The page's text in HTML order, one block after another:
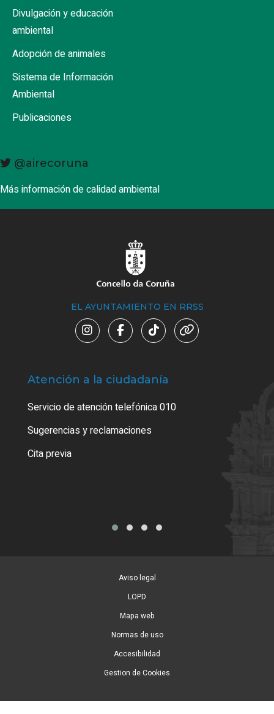
Divulgación y educación
ambiental
Adopción de animales
Sistema de Información
Ambiental
Publicaciones
@airecoruna
Más información de calidad ambiental
EL AYUNTAMIENTO EN RRSS
Atención a la ciudadanía
Servicio de atención telefónica 010
Sugerencias y reclamaciones
Cita previa
Aviso legal
LOPD
Mapa web
Normas de uso
Accesibilidad
Gestion de Cookies